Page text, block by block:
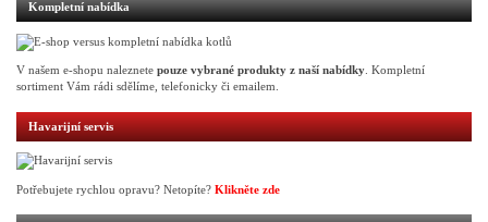
Kompletní nabídka
V našem e-shopu naleznete pouze vybrané produkty z naší nabídky . Kompletní
sortiment Vám rádi sdělíme, telefonicky či emailem.
Havarijní servis
Potřebujete rychlou opravu? Netopíte? Klikněte zde